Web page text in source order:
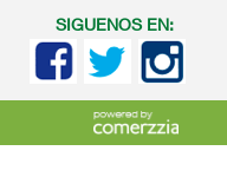
SIGUENOS EN: